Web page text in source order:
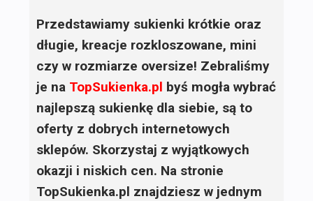
Przedstawiamy sukienki krótkie oraz
długie, kreacje rozkloszowane, mini
czy w rozmiarze oversize! Zebraliśmy
je na TopSukienka.pl byś mogła wybrać
najlepszą sukienkę dla siebie, są to
oferty z dobrych internetowych
sklepów. Skorzystaj z wyjątkowych
okazji i niskich cen. Na stronie
TopSukienka.pl znajdziesz w jednym